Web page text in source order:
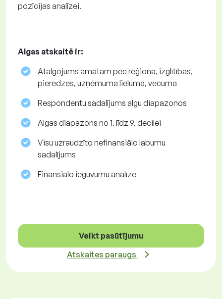
pozīcijas analīzei.
Algas atskaitē ir:
Atalgojums amatam pēc reģiona, izglītības,
pieredzes, uzņēmuma lieluma, vecuma
Respondentu sadalījums algu diapazonos
Algas diapazons no 1. līdz 9. decilei
Visu uzraudzīto nefinansiālo labumu
sadalījums
Finansiālo ieguvumu analīze
Veikt pasūtījumu
Atskaites paraugs